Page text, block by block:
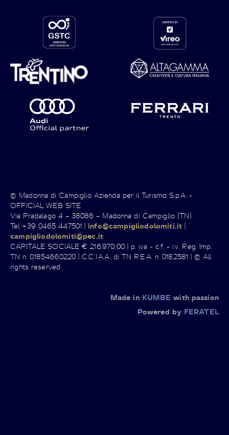
© Madonna di Campiglio Azienda per il Turismo S.p.A. -
OFFICIAL WEB SITE
Via Pradalago 4 – 38086 – Madonna di Campiglio (TN)
Tel +39 0465 447501 |info@campigliodolomiti.it |
campigliodolomiti@pec.it
CAPITALE SOCIALE € 216.970,00 | p. iva - c.f. - i.v. Reg. Imp.
TN n. 01854660220 | C.C.I.A.A. di TN R.E.A. n. 0182581 | © All
rights reserved
Made in KUMBE with passion
Powered by FERATEL